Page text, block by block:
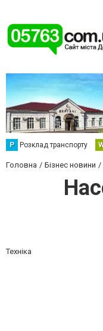
Р Розклад транспорту
Головна Бізнес новини
Техніка